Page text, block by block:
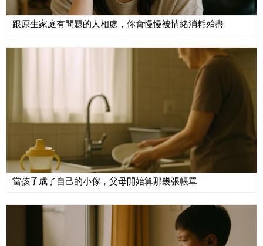
跟原生家庭有問題的人相處，你會慢慢被情緒消耗殆盡
當孩子成了自己的小傢，父母開始算那幾張帳單